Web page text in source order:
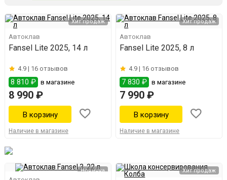
Хит продаж
Автоклав
Fansel Lite 2025, 14 л
4.9 | 16 отзывов
8 810 ₽ в магазине
8 990 ₽
Наличие в магазине
Хит продаж
Автоклав
Fansel Lite 2025, 8 л
4.9 | 16 отзывов
7 830 ₽ в магазине
7 990 ₽
Наличие в магазине
Новинка Хит продаж